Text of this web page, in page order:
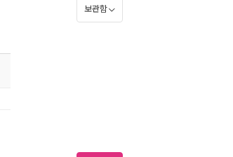
보관함